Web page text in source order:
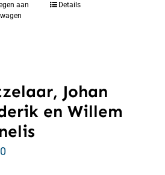
aan
Details
Johan
en Willem